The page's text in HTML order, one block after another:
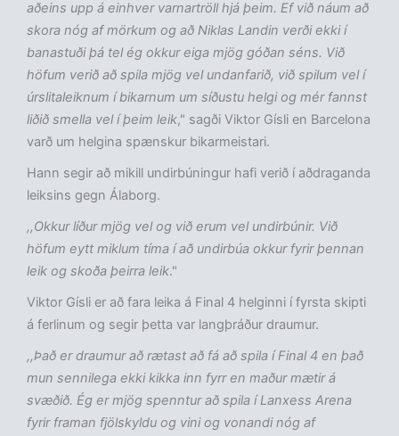
aðeins upp á einhver varnartröll hjá þeim. Ef við náum að
skora nóg af mörkum og að Niklas Landin verði ekki í
banastuði þá tel ég okkur eiga mjög góðan séns. Við
höfum verið að spila mjög vel undanfarið, við spilum vel í
úrslitaleiknum í bikarnum um síðustu helgi og mér fannst
liðið smella vel í þeim leik," sagði Viktor Gísli en Barcelona
varð um helgina spænskur bikarmeistari.
Hann segir að mikill undirbúningur hafi verið í aðdraganda
leiksins gegn Álaborg.
,,Okkur líður mjög vel og við erum vel undirbúnir. Við
höfum eytt miklum tíma í að undirbúa okkur fyrir þennan
leik og skoða þeirra leik."
Viktor Gísli er að fara leika á Final 4 helginni í fyrsta skipti
á ferlinum og segir þetta var langþráður draumur.
,,Það er draumur að rætast að fá að spila í Final 4 en það
mun sennilega ekki kikka inn fyrr en maður mætir á
svæðið. Ég er mjög spenntur að spila í Lanxess Arena
fyrir framan fjölskyldu og vini og vonandi nóg af